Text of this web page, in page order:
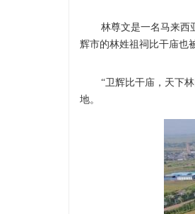
林尊文是一名马来西亚
辉市的林姓祖祠比干庙也
“卫辉比干庙，天下林
地。